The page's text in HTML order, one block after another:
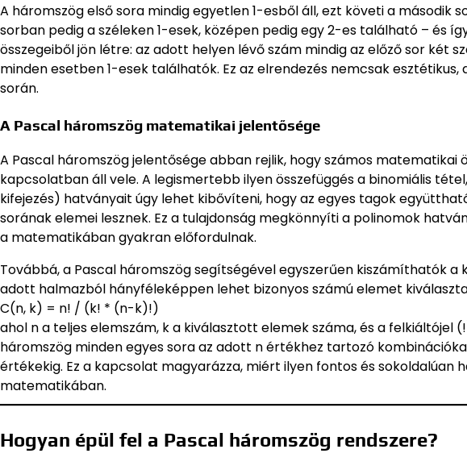
A háromszög első sora mindig egyetlen 1-esből áll, ezt követi a második
sorban pedig a széleken 1-esek, középen pedig egy 2-es található – és
összegeiből jön létre: az adott helyen lévő szám mindig az előző sor két
minden esetben 1-esek találhatók. Ez az elrendezés nemcsak
során.
A Pascal háromszög matematikai jelentősége
A Pascal háromszög jelentősége abban rejlik, hogy számos matematikai
kapcsolatban áll vele. A legismertebb ilyen összefüggés a binomiális
kifejezés) hatványait úgy lehet kibővíteni, hogy az egyes tagok
sorának elemei lesznek. Ez a tulajdonság megkönnyíti a polinomok
a matematikában gyakran előfordulnak.
Továbbá, a Pascal háromszög segítségével egyszerűen kiszámíthatók a
adott halmazból hányféleképpen lehet bizonyos számú elemet
C(n, k) = n! / (k! * (n-k)!)
ahol n a teljes elemszám, k a kiválasztott elemek száma, és a felkiáltójel
háromszög minden egyes sora az adott n értékhez tartozó
értékekig. Ez a kapcsolat magyarázza, miért ilyen fontos és sokoldalúan
matematikában.
Hogyan épül fel a Pascal háromszög rendszere?